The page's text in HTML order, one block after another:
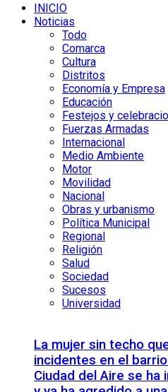
INICIO
Noticias
Todo
Comarca
Cultura
Distritos
Economía y Empresa
Educación
Festejos y
Fuerzas Armadas
Internacional
Medio Ambiente
Motor
Movilidad
Nacional
Obras y urbanismo
Política Municipal
Regional
Religión
Salud
Sociedad
Sucesos
Universidad
La mujer sin techo
incidentes en el
Ciudad del Aire se ha